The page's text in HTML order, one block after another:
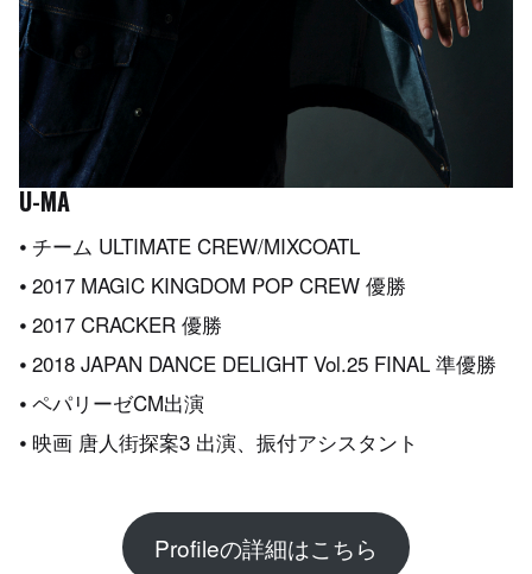
U-MA
⦁ チーム ULTIMATE CREW/MIXCOATL
⦁ 2017 MAGIC KINGDOM POP CREW 優勝
⦁ 2017 CRACKER 優勝
⦁ 2018 JAPAN DANCE DELIGHT Vol.25 FINAL 準優勝
⦁ ペパリーゼCM出演
⦁ 映画 唐人街探案3 出演、振付アシスタント
Profileの詳細はこちら